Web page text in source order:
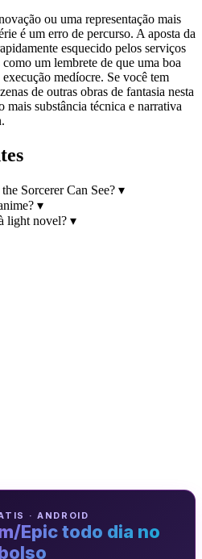
ou uma representação mais
é um erro de percurso. A aposta da
esquecido pelos serviços
um lembrete de que uma boa
medíocre. Se você tem
de outras obras de fantasia nesta
mais substância técnica e narrativa
Sorcerer Can See? ▾
▾
light novel? ▾
· ANDROID
Epic todo dia no